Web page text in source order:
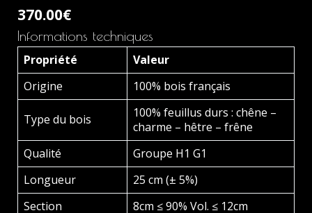
370.00€
Informations techniques
Propriété
Valeur
Origine
100% bois français
Type du bois
100% feuillus durs : chêne –
charme – hêtre – frêne
Qualité
Groupe H1 G1
Longueur
25 cm (± 5%)
Section
8cm ≤ 90% Vol. ≤ 12cm